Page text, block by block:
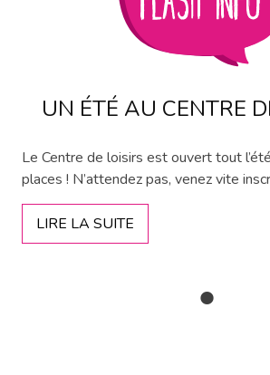
UN ÉTÉ AU CENTRE
Le Centre de loisirs est ouvert tout
places ! N’attendez pas, venez vite
LIRE LA SUITE